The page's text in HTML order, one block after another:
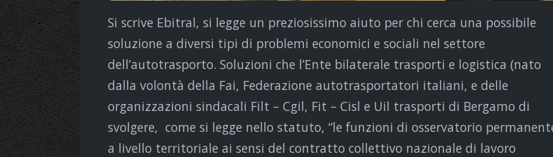
Si scrive Ebitral, si legge un preziosissimo aiuto per chi cerca una possibile
soluzione a diversi tipi di problemi economici e sociali nel settore
dell’autotrasporto. Soluzioni che l’Ente bilaterale trasporti e logistica (nato
dalla volontà della Fai, Federazione autotrasportatori italiani, e delle
organizzazioni sindacali Filt – Cgil, Fit – Cisl e Uil trasporti di Bergamo di
svolgere, come si legge nello statuto, “le funzioni di osservatorio
a livello territoriale ai sensi del contratto collettivo nazionale di lavoro